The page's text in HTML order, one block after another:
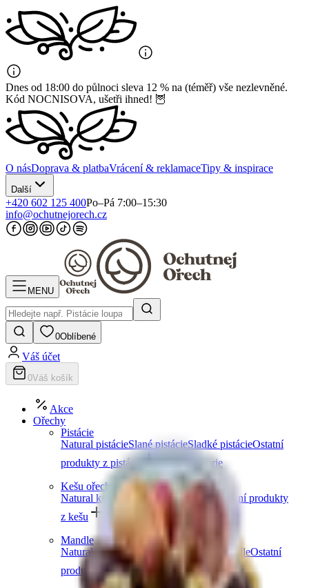
Dnes od 18:00 do půlnoci sleva 12 % na (téměř) vše nezlevněné.
Kód NOCNISOVA, ušetři ihned! 🦉
O násDoprava & platbaVrácení & reklamaceTipy & inspirace
Další
+420 602 125 400Po–Pá 7:00–15:30
info@ochutnejorech.cz
MENU
0Oblíbené
Váš účet
0Váš košík
Akce
Ořechy
Pistácie
Natural pistácieSlané pistácieSladké pistácieOstatní
produkty z pistácií
Další kategorie
Kešu ořechy
Natural kešu
Sladké kešu
Ostatní produkty
z kešu
Další kategorie
Mandle
Natural mandleSlané mandle Sladké mandleOstatní
produkty z mandlí
Další kategorie